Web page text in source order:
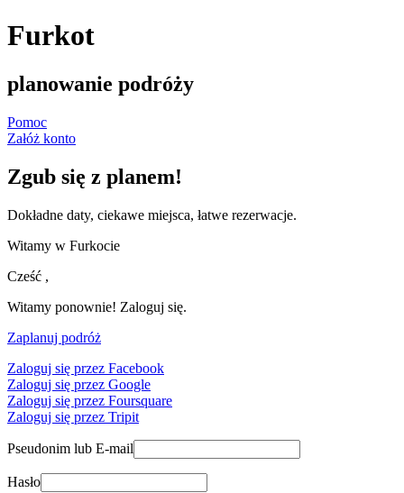
Furkot
planowanie podróży
Pomoc
Załóż konto
Zgub się z planem!
Dokładne daty, ciekawe miejsca, łatwe rezerwacje.
Witamy w Furkocie
Cześć ,
Witamy ponownie! Zaloguj się.
Zaplanuj podróż
Zaloguj się przez Facebook
Zaloguj się przez Google
Zaloguj się przez Foursquare
Zaloguj się przez Tripit
Pseudonim lub E-mail
Hasło